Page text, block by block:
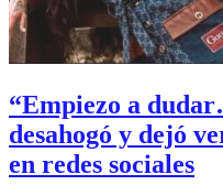
“Empiezo a
desahogó y dejó
en redes sociales